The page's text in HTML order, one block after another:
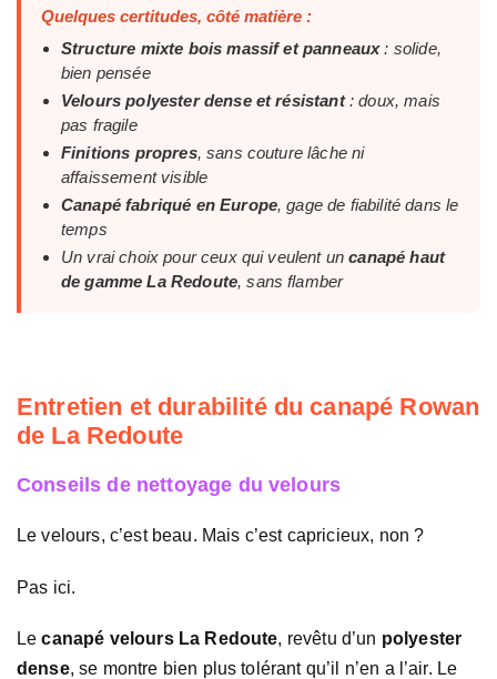
Quelques certitudes, côté matière :
Structure mixte bois massif et panneaux: solide,
bien pensée
Velours polyester dense et résistant: doux, mais
pas fragile
Finitions propres, sans couture lâche ni
affaissement visible
Canapé fabriqué en Europe, gage de fiabilité dans le
temps
Un vrai choix pour ceux qui veulent uncanapé haut
de gamme La Redoute, sans flamber
Entretien et durabilité du canapé Rowan
de La Redoute
Conseils de nettoyage du velours
Le velours, c’est beau. Mais c’est capricieux, non ?
Pas ici.
Lecanapé velours La Redoute, revêtu d’un polyester
dense, se montre bien plus tolérant qu’il n’en a l’air. Le